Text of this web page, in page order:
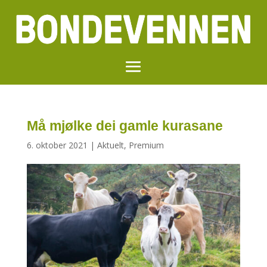
Må mjølke dei gamle kurasane
6. oktober 2021 | Aktuelt, Premium